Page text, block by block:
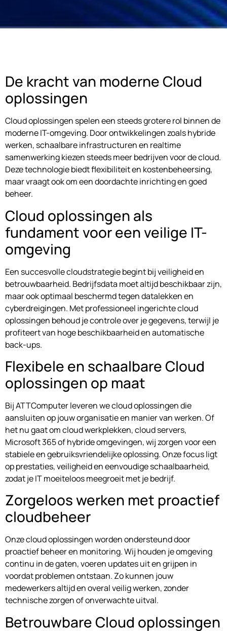
De kracht van moderne Cloud
oplossingen
Cloud oplossingen spelen een steeds grotere rol binnen de
moderne IT-omgeving. Door ontwikkelingen zoals hybride
werken, schaalbare infrastructuren en realtime
samenwerking kiezen steeds meer bedrijven voor de cloud.
Deze technologie biedt flexibiliteit en kostenbeheersing,
maar vraagt ook om een doordachte inrichting en goed
beheer.
Cloud oplossingen als
fundament voor een veilige IT-
omgeving
Een succesvolle cloudstrategie begint bij veiligheid en
betrouwbaarheid. Bedrijfsdata moet altijd beschikbaar zijn,
maar ook optimaal beschermd tegen datalekken en
cyberdreigingen. Met professioneel ingerichte cloud
oplossingen behoud je controle over je gegevens, terwijl je
profiteert van hoge beschikbaarheid en automatische
back-ups.
Flexibele en schaalbare Cloud
oplossingen op maat
Bij ATTComputer leveren we cloud oplossingen die
aansluiten op jouw organisatie en manier van werken. Of
het nu gaat om cloud werkplekken, cloud servers,
Microsoft 365 of hybride omgevingen, wij zorgen voor een
stabiele en gebruiksvriendelijke oplossing. Onze focus ligt
op prestaties, veiligheid en eenvoudige schaalbaarheid,
zodat je IT moeiteloos meegroeit met je bedrijf.
Zorgeloos werken met proactief
cloudbeheer
Onze cloud oplossingen worden ondersteund door
proactief beheer en monitoring. Wij houden je omgeving
continu in de gaten, voeren updates uit en grijpen in
voordat problemen ontstaan. Zo kunnen jouw
medewerkers altijd en overal veilig werken, zonder
technische zorgen of onverwachte uitval.
Betrouwbare Cloud oplossingen